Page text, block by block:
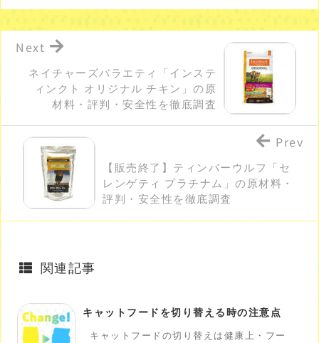
ネイチャーズバラエティ「インステ
ィンクト オリジナル チキン」の原
材料・評判・安全性を徹底調査
Next
【販売終了】ティンバーウルフ「セ
レンゲティ プラチナム」の原材料・
評判・安全性を徹底調査
Prev
関連記事
キャットフードを切り替える時の注意点
キャットフードの切り替えは健康上・フー